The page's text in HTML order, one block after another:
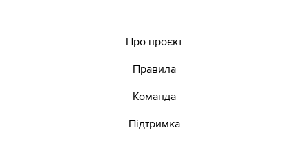
Про проєкт
Правила
Команда
Підтримка